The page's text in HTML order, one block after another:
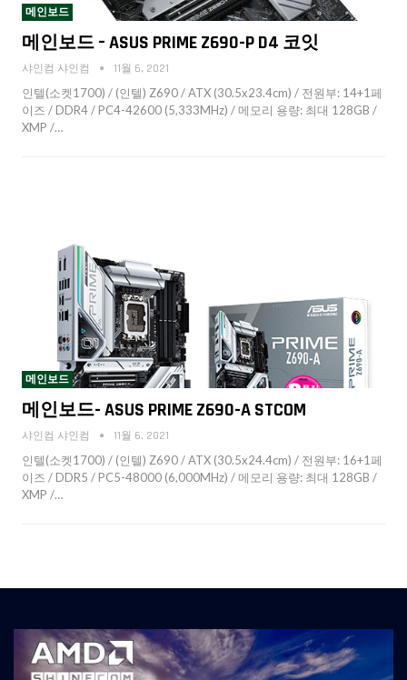
메인보드
메인보드 – ASUS PRIME Z690-P D4 코잇
샤인컴 샤인컴 11월 6, 2021
인텔(소켓1700) / (인텔) Z690 / ATX (30.5x23.4cm) / 전원부: 14+1페
이즈 / DDR4 / PC4-42600 (5,333MHz) / 메모리 용량: 최대 128GB /
XMP /…
메인보드
메인보드- ASUS PRIME Z690-A STCOM
샤인컴 샤인컴 11월 6, 2021
인텔(소켓1700) / (인텔) Z690 / ATX (30.5x24.4cm) / 전원부: 16+1페
이즈 / DDR5 / PC5-48000 (6,000MHz) / 메모리 용량: 최대 128GB /
XMP /…